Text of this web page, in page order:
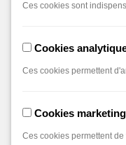
Ces cookies sont
Cookies
Ces cookies permettent
Cookies marketing
Ces cookies permettent